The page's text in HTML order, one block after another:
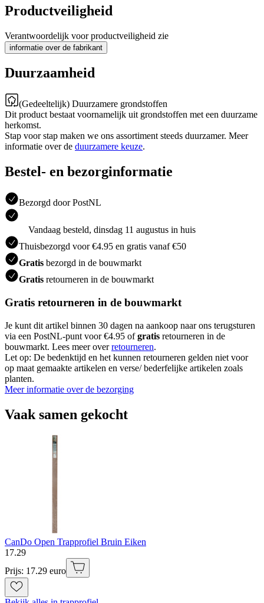
Productveiligheid
Verantwoordelijk voor productveiligheid zie
informatie over de fabrikant
Duurzaamheid
(Gedeeltelijk) Duurzamere grondstoffen
Dit product bestaat voornamelijk uit grondstoffen met een duurzame
herkomst.
Stap voor stap maken we ons assortiment steeds duurzamer. Meer
informatie over de duurzamere keuze.
Bestel- en bezorginformatie
Bezorgd door PostNL
Vandaag besteld, dinsdag 11 augustus in huis
Thuisbezorgd voor €4.95 en gratis vanaf €50
Gratis bezorgd in de bouwmarkt
Gratis retourneren in de bouwmarkt
Gratis retourneren in de bouwmarkt
Je kunt dit artikel binnen 30 dagen na aankoop naar ons terugsturen
via een PostNL-punt voor €4.95 ofgratis retourneren in de
bouwmarkt. Lees meer overretourneren.
Let op: De bedenktijd en het kunnen retourneren gelden niet voor
op maat gemaakte artikelen en verse/ bederfelijke artikelen zoals
planten.
Meer informatie over de bezorging
Vaak samen gekocht
CanDo Open Trapprofiel Bruin Eiken
17.29
Prijs: 17.29 euro